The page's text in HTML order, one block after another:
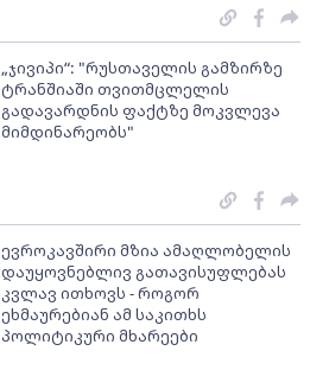
„ჯივიპი“: "რუსთაველის გამზირზე
ტრანშიაში თვითმცლელის
გადავარდნის ფაქტზე მოკვლევა
მიმდინარეობს"
ევროკავშირი მზია ამაღლობელის
დაუყოვნებლივ გათავისუფლებას
კვლავ ითხოვს - როგორ
ეხმაურებიან ამ საკითხს
პოლიტიკური მხარეები